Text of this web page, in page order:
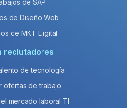
de SAP
de Diseño Web
de MKT Digital
reclutadores
de tecnología
ofertas de trabajo
mercado laboral TI